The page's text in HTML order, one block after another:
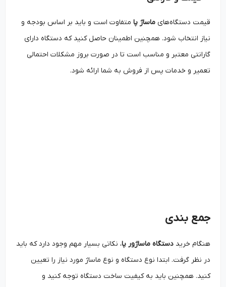
قیمت دستگاه‌هایماساژ پامتفاوت است و باید بر اساس بودجه و
نیاز انتخاب شود. همچنین اطمینان حاصل کنید که دستگاه دارای
گارانتی معتبر و مناسب است تا در صورت بروز مشکلات احتمالی
تعمیر و خدمات پس از فروش به شما ارائه شود.
جمع بندی
هنگام خریددستگاه ماساژور پا، نکاتی بسیار مهم وجود دارد که باید
در نظر گرفت. ابتدا نوع دستگاه و نوع ماساژ مورد نیاز را تعیین
کنید. همچنین باید به کیفیت ساخت دستگاه توجه کنید و